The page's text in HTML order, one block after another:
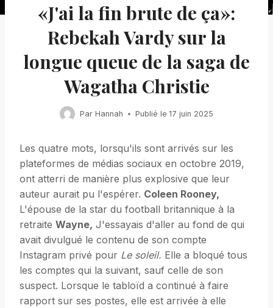
«J'ai la fin brute de ça»:
Rebekah Vardy sur la
longue queue de la saga de
Wagatha Christie
Par Hannah Publié le 17 juin 2025
Les quatre mots, lorsqu'ils sont arrivés sur les
plateformes de médias sociaux en octobre 2019,
ont atterri de manière plus explosive que leur
auteur aurait pu l'espérer. Coleen Rooney,
L'épouse de la star du football britannique à la
retraite Wayne, J'essayais d'aller au fond de qui
avait divulgué le contenu de son compte
Instagram privé pour Le soleil. Elle a bloqué tous
les comptes qui la suivant, sauf celle de son
suspect. Lorsque le tabloïd a continué à faire
rapport sur ses postes, elle est arrivée à elle